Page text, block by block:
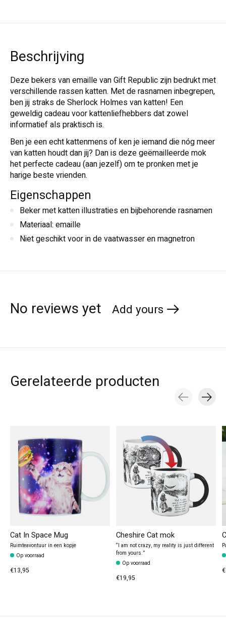
Beschrijving
Deze bekers van emaille van Gift Republic zijn bedrukt met
verschillende rassen katten. Met de rasnamen inbegrepen,
ben jij straks de Sherlock Holmes van katten! Een
geweldig cadeau voor kattenliefhebbers dat zowel
informatief als praktisch is.
Ben je een echt kattenmens of ken je iemand die nóg meer
van katten houdt dan jij? Dan is deze geëmailleerde mok
het perfecte cadeau (aan jezelf) om te pronken met je
harige beste vrienden.
Eigenschappen
Beker met katten illustraties en bijbehorende rasnamen
Materiaal: emaille
Niet geschikt voor in de vaatwasser en magnetron
No reviews yet Add yours
Gerelateerde producten
Cat In Space Mug
Ruimteavontuur in een kopje
Op voorraad
€13,95
Cheshire Cat mok
“I am not crazy, my reality is just different
from yours.”
Op voorraad
€19,95